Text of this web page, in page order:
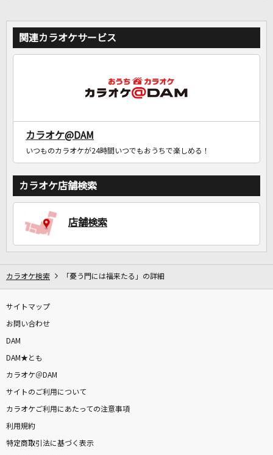
関連カラオケサービス
カラオケ@DAM
いつものカラオケが24時間いつでもおうちで楽しめる！
カラオケ店舗検索
店舗検索
カラオケ検索 「憂う門には福来たる」の詳細
サイトマップ
お問い合わせ
DAM
DAM★とも
カラオケ＠DAM
サイトのご利用について
カラオケご利用にあたっての注意事項
利用規約
特定商取引法に基づく表示